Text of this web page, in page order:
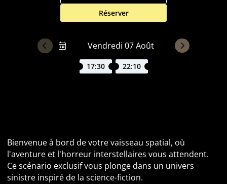
Réserver
17:30 22:10
Bienvenue à bord de votre vaisseau spatial, où
l'aventure et l'horreur interstellaires vous attendent.
Ce scénario exclusif vous plonge dans un univers
sinistre inspiré de la science-fiction.